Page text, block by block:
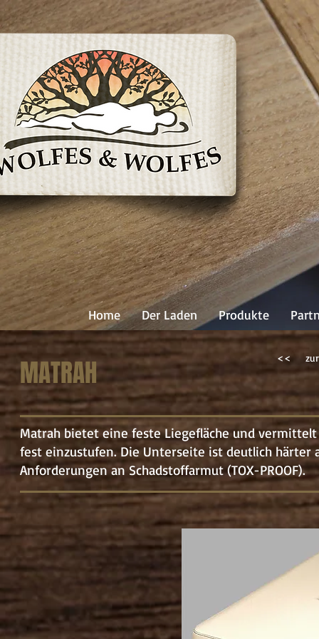
Home Der Laden Produkte
MATRAH <<
Matrah bietet eine feste Liegefläche und
fest einzustufen. Die Unterseite ist deutlich härter
Anforderungen an Schadstoffarmut (TOX-PROOF).